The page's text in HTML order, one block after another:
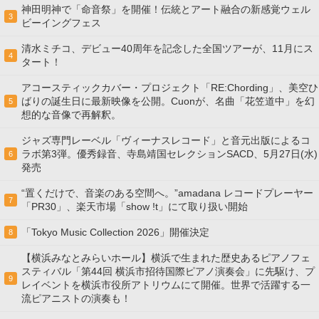
3
神田明神で「命音祭」を開催！伝統とアート融合の新感覚ウェル
ビーイングフェス
4
清水ミチコ、デビュー40周年を記念した全国ツアーが、11月にス
タート！
5
アコースティックカバー・プロジェクト「RE:Chording」、美空ひ
ばりの誕生日に最新映像を公開。Cuonが、名曲「花笠道中」を幻
想的な音像で再解釈。
6
ジャズ専門レーベル「ヴィーナスレコード」と音元出版によるコ
ラボ第3弾。優秀録音、寺島靖国セレクションSACD、5月27日(水)
発売
7
“置くだけで、音楽のある空間へ。”amadana レコードプレーヤー
「PR30」、楽天市場「show !t」にて取り扱い開始
8 「Tokyo Music Collection 2026」開催決定
9
【横浜みなとみらいホール】横浜で生まれた歴史あるピアノフェ
スティバル「第44回 横浜市招待国際ピアノ演奏会」に先駆け、プ
レイベントを横浜市役所アトリウムにて開催。世界で活躍する一
流ピアニストの演奏も！